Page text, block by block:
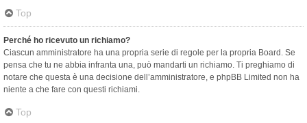
Top
Perché ho ricevuto un richiamo?
Ciascun amministratore ha una propria serie di regole per la propria Board. Se
pensa che tu ne abbia infranta una, può mandarti un richiamo. Ti preghiamo di
notare che questa è una decisione dell’amministratore, e phpBB Limited non ha
niente a che fare con questi richiami.
Top